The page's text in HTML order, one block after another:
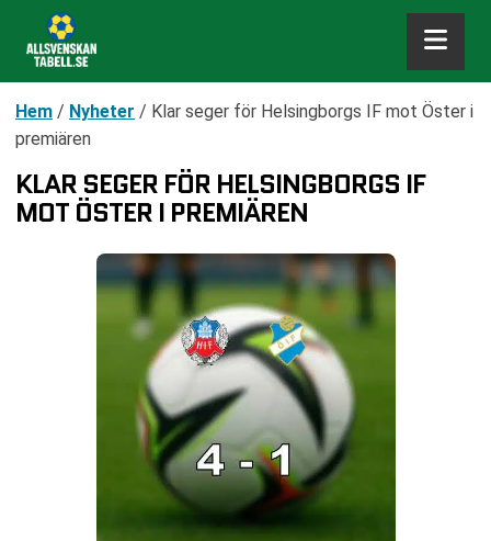
Hem / Nyheter / Klar seger för Helsingborgs IF mot Öster i
premiären
KLAR SEGER FÖR HELSINGBORGS IF
MOT ÖSTER I PREMIÄREN